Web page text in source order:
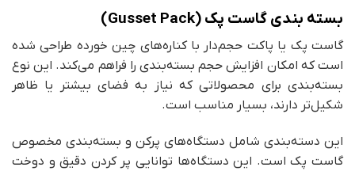
بسته بندی گاست پک (Gusset Pack)
گاست پک یا پاکت حجم‌دار با کناره‌های چین خورده طراحی شده
است که امکان افزایش حجم بسته‌بندی را فراهم می‌کند. این نوع
بسته‌بندی برای محصولاتی که نیاز به فضای بیشتر یا ظاهر
شکیل‌تر دارند، بسیار مناسب است.
این دسته‌بندی شامل دستگاه‌های پرکن و بسته‌بندی مخصوص
گاست پک است. این دستگاه‌ها توانایی پر کردن دقیق و دوخت